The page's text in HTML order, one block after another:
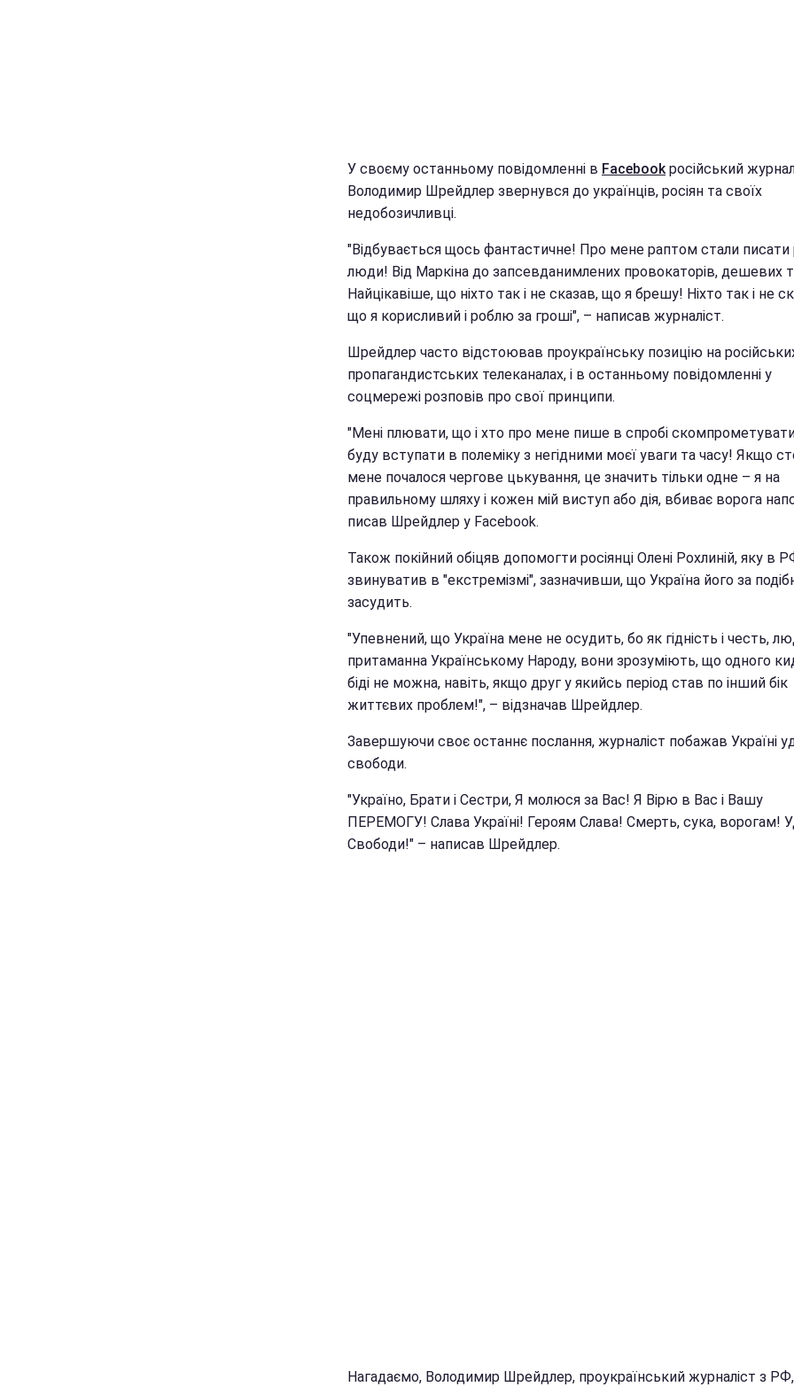
У своєму останньому повідомленні в Facebookросійський
Володимир Шрейдлер звернувся до українців, росіян та своїх
недобозичливці.
"Відбувається щось фантастичне! Про мене раптом стали писати
люди! Від Маркіна до запсевданимлених провокаторів, дешевих
Найцікавіше, що ніхто так і не сказав, що я брешу! Ніхто так і не
що я корисливий і роблю за гроші", – написав журналіст.
Шрейдлер часто відстоював проукраїнську позицію на
пропагандистських телеканалах, і в останньому повідомленні у
соцмережі розповів про свої принципи.
"Мені плювати, що і хто про мене пише в спробі
буду вступати в полеміку з негідними моєї уваги та часу! Якщо
мене почалося чергове цькування, це значить тільки одне – я на
правильному шляху і кожен мій виступ або дія, вбиває ворога
писав Шрейдлер у Facebook.
Також покійний обіцяв допомогти росіянці Олені Рохлиній, яку в
звинуватив в "екстремізмі", зазначивши, що Україна його за
засудить.
"Упевнений, що Україна мене не осудить, бо як гідність і честь,
притаманна Українському Народу, вони зрозуміють, що одного
біді не можна, навіть, якщо друг у якийсь період став по інший бік
життєвих проблем!", – відзначав Шрейдлер.
Завершуючи своє останнє послання, журналіст побажав Україні
свободи.
"Україно, Брати і Сестри, Я молюся за Вас! Я Вірю в Вас і Вашу
ПЕРЕМОГУ! Слава Україні! Героям Слава! Смерть, сука, ворогам!
Свободи!" – написав Шрейдлер.
Нагадаємо, Володимир Шрейдлер, проукраїнський журналіст з РФ,